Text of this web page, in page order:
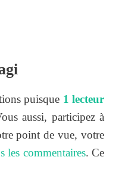
puisque 1 lecteur
aussi, participez à
point de vue, votre
les commentaires. Ce